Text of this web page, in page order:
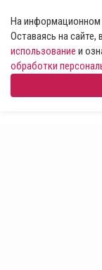
На информационном
Оставаясь на
использование и
обработки